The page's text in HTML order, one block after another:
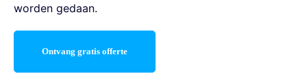
worden gedaan.
Ontvang gratis offerte